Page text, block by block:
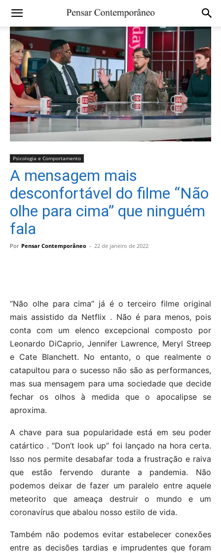
Psicologia e Comportamento
A mensagem mais
desconfortável do filme “Não
olhe para cima” que ninguém
fala
Por Pensar Contemporâneo - 22 de janeiro de 2022
“Não olhe para cima” já é o terceiro filme original
mais assistido da Netflix . Não é para menos, pois
conta com um elenco excepcional composto por
Leonardo DiCaprio, Jennifer Lawrence, Meryl Streep
e Cate Blanchett. No entanto, o que realmente o
catapultou para o sucesso não são as performances,
mas sua mensagem para uma sociedade que decide
fechar os olhos à medida que o apocalipse se
aproxima.
A chave para sua popularidade está em seu poder
catártico . “Don’t look up” foi lançado na hora certa.
Isso nos permite desabafar toda a frustração e raiva
que estão fervendo durante a pandemia. Não
podemos deixar de fazer um paralelo entre aquele
meteorito que ameaça destruir o mundo e um
coronavírus que abalou nosso estilo de vida.
Também não podemos evitar estabelecer conexões
entre as decisões tardias e imprudentes que foram